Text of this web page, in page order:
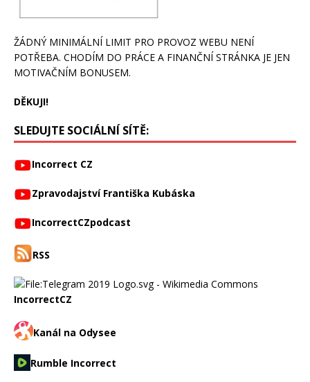
ŽÁDNÝ MINIMÁLNÍ LIMIT PRO PROVOZ WEBU NENÍ
POTŘEBA. CHODÍM DO PRÁCE A FINANČNÍ STRÁNKA JE JEN
MOTIVAČNÍM BONUSEM.
DĚKUJI!
SLEDUJTE SOCIÁLNÍ SÍTĚ:
Incorrect CZ
Zpravodajství Františka Kubáska
IncorrectCZpodcast
RSS
IncorrectCZ
Kanál na Odysee
Rumble Incorrect